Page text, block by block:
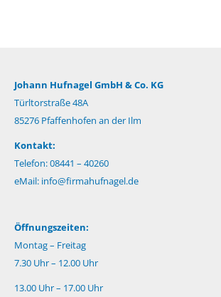
Johann Hufnagel GmbH & Co. KG
Türltorstraße 48A
85276 Pfaffenhofen an der Ilm
Kontakt:
Telefon: 08441 – 40260
eMail: info@firmahufnagel.de
Öffnungszeiten:
Montag – Freitag
7.30 Uhr – 12.00 Uhr
13.00 Uhr – 17.00 Uhr